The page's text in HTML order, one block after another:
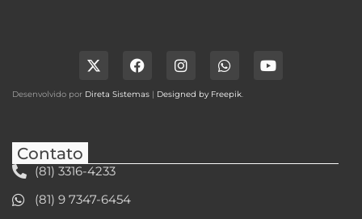
Desenvolvido por Direta Sistemas | Designed by Freepik.
Contato
(81) 3316-4233
(81) 9 7347-6454